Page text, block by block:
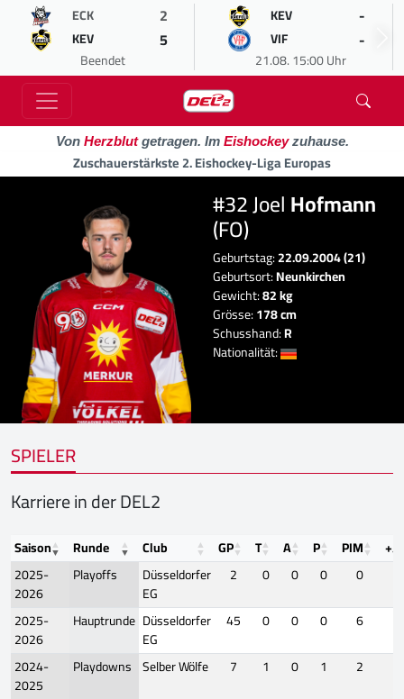
ECK 2
KEV 5
Beendet
KEV -
VIF -
21.08. 15:00 Uhr
Von Herzblutgetragen. Im Eishockeyzuhause.
Zuschauerstärkste 2. Eishockey-Liga Europas
#32 JoelHofmann
(FO)
Geburtstag:22.09.2004 (21)
Geburtsort:Neunkirchen
Gewicht:82 kg
Grösse:178 cm
Schusshand:R
Nationalität:
SPIELER
Karriere in der DEL2
Saison Runde Club GP T A P PIM
+/-
2025-
2026
Playoffs
Düsseldorfer
EG
2 0 0 0 0
2025-
2026
Hauptrunde Düsseldorfer
EG
45 0 0 0 6
2024-
2025
Playdowns Selber Wölfe 7 1 0 1 2